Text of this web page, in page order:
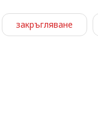
закръгляване